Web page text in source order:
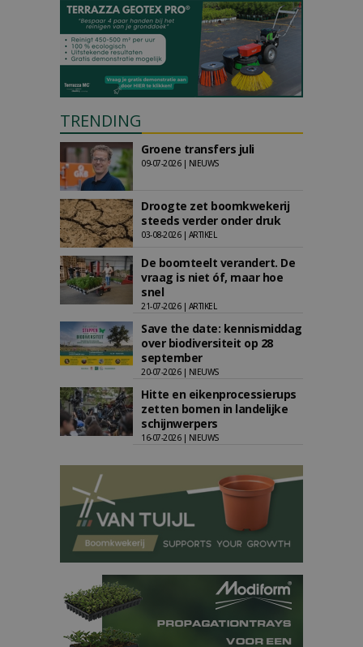
TRENDING
Groene transfers juli
09-07-2026 | NIEUWS
Droogte zet boomkwekerij
steeds verder onder druk
03-08-2026 | ARTIKEL
De boomteelt verandert. De
vraag is niet óf, maar hoe
snel
21-07-2026 | ARTIKEL
Save the date: kennismiddag
over biodiversiteit op 28
september
20-07-2026 | NIEUWS
Hitte en eikenprocessierups
zetten bomen in landelijke
schijnwerpers
16-07-2026 | NIEUWS